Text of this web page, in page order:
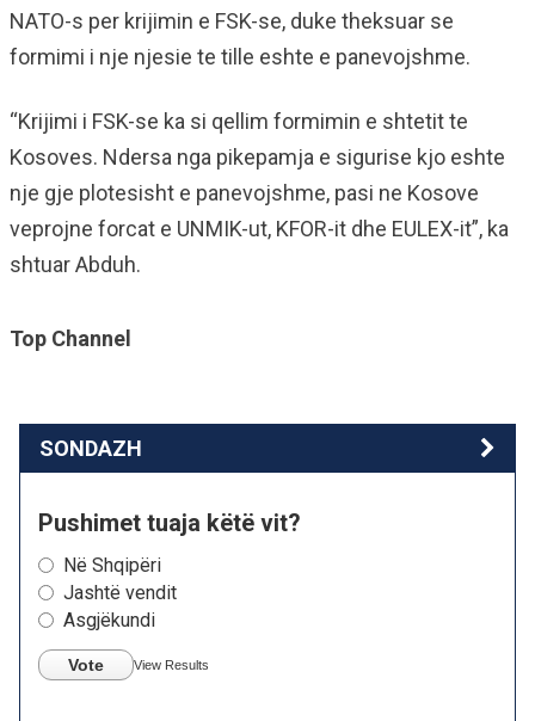
NATO-s per krijimin e FSK-se, duke theksuar se
formimi i nje njesie te tille eshte e panevojshme.
“Krijimi i FSK-se ka si qellim formimin e shtetit te
Kosoves. Ndersa nga pikepamja e sigurise kjo eshte
nje gje plotesisht e panevojshme, pasi ne Kosove
veprojne forcat e UNMIK-ut, KFOR-it dhe EULEX-it”, ka
shtuar Abduh.
Top Channel
SONDAZH
Pushimet tuaja këtë vit?
Në Shqipëri
Jashtë vendit
Asgjëkundi
Vote View Results